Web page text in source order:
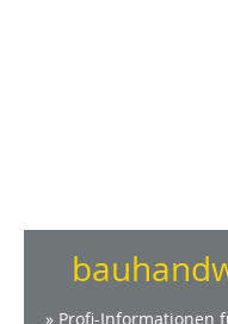
» Profi-Informationen